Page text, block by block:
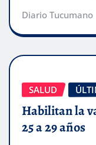
Diario Tucumano
SALUD
Habilitan la
25 a 29 años